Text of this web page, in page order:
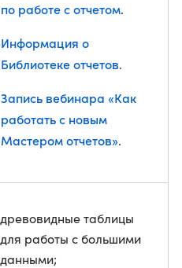
по работе с отчетом.
Информация о
Библиотеке отчетов.
Запись вебинара «Как
работать с новым
Мастером отчетов».
древовидные таблицы
для работы с большими
данными;